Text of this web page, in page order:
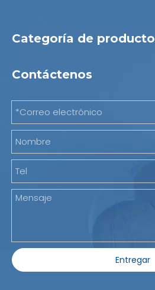
Categoría de
Contáctenos
Entregar